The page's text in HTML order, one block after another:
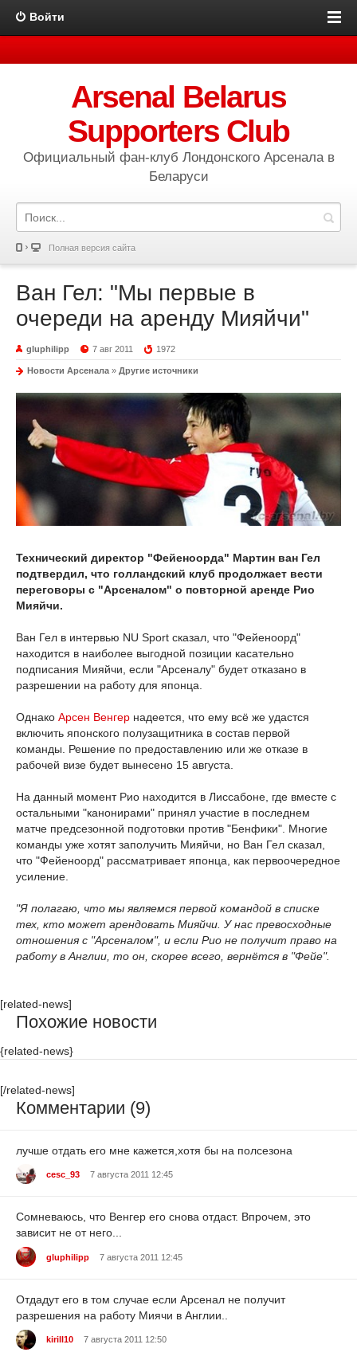
Войти
Arsenal Belarus
Supporters Club
Официальный фан-клуб Лондонского Арсенала в
Беларуси
Полная версия сайта
Ван Гел: "Мы первые в
очереди на аренду Мияйчи"
gluphilipp 7 авг 2011 1972
Новости Арсенала » Другие источники
Технический директор "Фейеноорда" Мартин ван Гел
подтвердил, что голландский клуб продолжает вести
переговоры с "Арсеналом" о повторной аренде Рио
Мияйчи.
Ван Гел в интервью NU Sport сказал, что "Фейеноорд"
находится в наиболее выгодной позиции касательно
подписания Мияйчи, если "Арсеналу" будет отказано в
разрешении на работу для японца.
Однако Арсен Венгер надеется, что ему всё же удастся
включить японского полузащитника в состав первой
команды. Решение по предоставлению или же отказе в
рабочей визе будет вынесено 15 августа.
На данный момент Рио находится в Лиссабоне, где вместе с
остальными "канонирами" принял участие в последнем
матче предсезонной подготовки против "Бенфики". Многие
команды уже хотят заполучить Мияйчи, но Ван Гел сказал,
что "Фейеноорд" рассматривает японца, как первоочередное
усиление.
"Я полагаю, что мы являемся первой командой в списке
тех, кто может арендовать Мияйчи. У нас превосходные
отношения с "Арсеналом", и если Рио не получит право на
работу в Англии, то он, скорее всего, вернётся в "Фейе".
[related-news]
Похожие новости
{related-news}
[/related-news]
Комментарии (9)
лучше отдать его мне кажется,хотя бы на полсезона
cesc_93 7 августа 2011 12:45
Сомневаюсь, что Венгер его снова отдаст. Впрочем, это
зависит не от него...
gluphilipp 7 августа 2011 12:45
Отдадут его в том случае если Арсенал не получит
разрешения на работу Миячи в Англии..
kirill10 7 августа 2011 12:50